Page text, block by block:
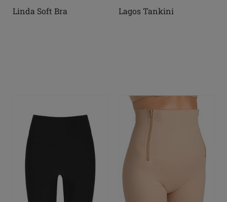
Linda Soft Bra Lagos Tankini